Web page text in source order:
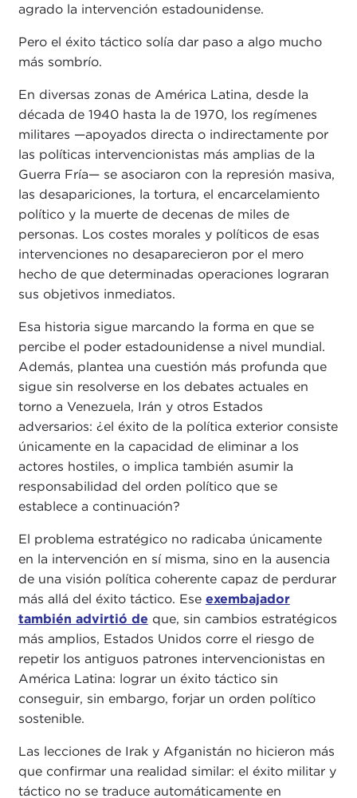
agrado la intervención estadounidense.
Pero el éxito táctico solía dar paso a algo mucho
más sombrío.
En diversas zonas de América Latina, desde la
década de 1940 hasta la de 1970, los regímenes
militares —apoyados directa o indirectamente por
las políticas intervencionistas más amplias de la
Guerra Fría— se asociaron con la represión masiva,
las desapariciones, la tortura, el encarcelamiento
político y la muerte de decenas de miles de
personas. Los costes morales y políticos de esas
intervenciones no desaparecieron por el mero
hecho de que determinadas operaciones lograran
sus objetivos inmediatos.
Esa historia sigue marcando la forma en que se
percibe el poder estadounidense a nivel mundial.
Además, plantea una cuestión más profunda que
sigue sin resolverse en los debates actuales en
torno a Venezuela, Irán y otros Estados
adversarios: ¿el éxito de la política exterior consiste
únicamente en la capacidad de eliminar a los
actores hostiles, o implica también asumir la
responsabilidad del orden político que se
establece a continuación?
El problema estratégico no radicaba únicamente
en la intervención en sí misma, sino en la ausencia
de una visión política coherente capaz de perdurar
más allá del éxito táctico. Ese exembajador
también advirtió de que, sin cambios estratégicos
más amplios, Estados Unidos corre el riesgo de
repetir los antiguos patrones intervencionistas en
América Latina: lograr un éxito táctico sin
conseguir, sin embargo, forjar un orden político
sostenible.
Las lecciones de Irak y Afganistán no hicieron más
que confirmar una realidad similar: el éxito militar y
táctico no se traduce automáticamente en